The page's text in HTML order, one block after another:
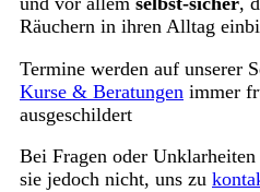
Räuchern in ihren Alltag
Termine werden auf unserer
Kurse & Beratungen immer
ausgeschildert
Bei Fragen oder Unklarheiten
sie jedoch nicht, uns zu